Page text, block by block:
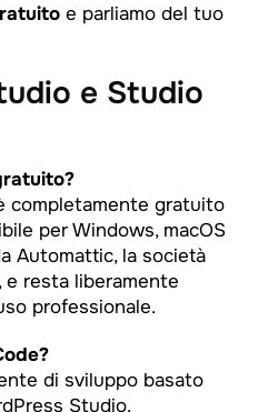
e parliamo del tuo
e Studio
completamente gratuito
per Windows, macOS
Automattic, la società
e resta liberamente
professionale.
di sviluppo basato
Studio.